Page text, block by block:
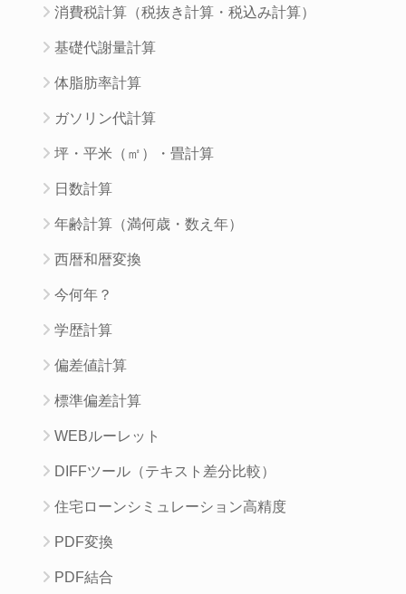
消費税計算（税抜き計算・税込み計算）
基礎代謝量計算
体脂肪率計算
ガソリン代計算
坪・平米（㎡）・畳計算
日数計算
年齢計算（満何歳・数え年）
西暦和暦変換
今何年？
学歴計算
偏差値計算
標準偏差計算
WEBルーレット
DIFFツール（テキスト差分比較）
住宅ローンシミュレーション高精度
PDF変換
PDF結合